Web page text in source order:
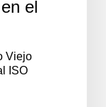
el
Viejo
ISO